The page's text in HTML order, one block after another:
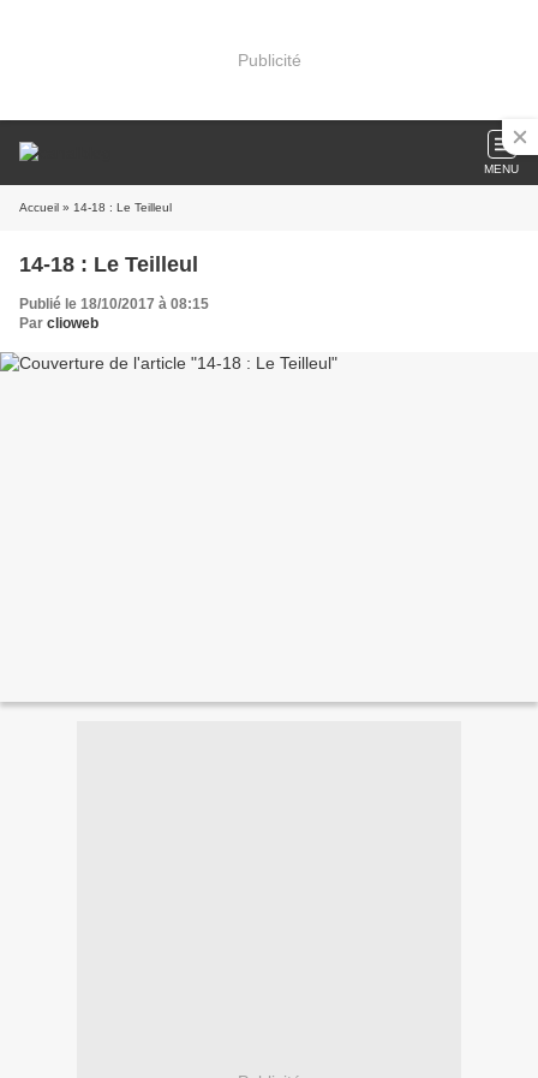
Publicité
MENU
Accueil » 14-18 : Le Teilleul
14-18 : Le Teilleul
Publié le 18/10/2017 à 08:15
Par clioweb